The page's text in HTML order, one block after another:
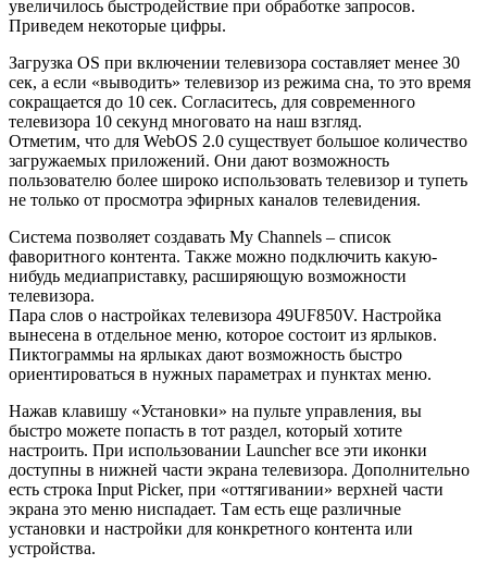
увеличилось быстродействие при обработке запросов.
Приведем некоторые цифры.
Загрузка OS при включении телевизора составляет менее 30
сек, а если «выводить» телевизор из режима сна, то это время
сокращается до 10 сек. Согласитесь, для современного
телевизора 10 секунд многовато на наш взгляд.
Отметим, что для WebOS 2.0 существует большое количество
загружаемых приложений. Они дают возможность
пользователю более широко использовать телевизор и тупеть
не только от просмотра эфирных каналов телевидения.
Система позволяет создавать My Channels – список
фаворитного контента. Также можно подключить какую-
нибудь медиаприставку, расширяющую возможности
телевизора.
Пара слов о настройках телевизора 49UF850V. Настройка
вынесена в отдельное меню, которое состоит из ярлыков.
Пиктограммы на ярлыках дают возможность быстро
ориентироваться в нужных параметрах и пунктах меню.
Нажав клавишу «Установки» на пульте управления, вы
быстро можете попасть в тот раздел, который хотите
настроить. При использовании Launcher все эти иконки
доступны в нижней части экрана телевизора. Дополнительно
есть строка Input Picker, при «оттягивании» верхней части
экрана это меню ниспадает. Там есть еще различные
установки и настройки для конкретного контента или
устройства.